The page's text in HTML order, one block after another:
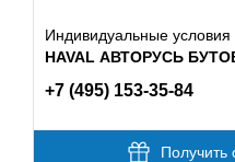
Индивидуальные условия
HAVAL АВТОРУСЬ
+7 (495) 153-35-84
Получить